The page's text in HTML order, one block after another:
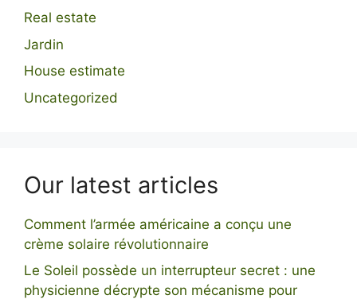
Real estate
Jardin
House estimate
Uncategorized
Our latest articles
Comment l’armée américaine a conçu une
crème solaire révolutionnaire
Le Soleil possède un interrupteur secret : une
physicienne décrypte son mécanisme pour